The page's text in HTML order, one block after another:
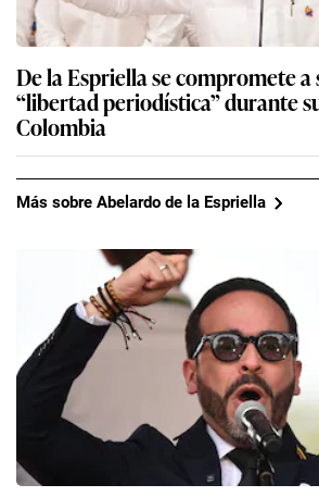
De la Espriella se compromete
“libertad periodística” durante
Colombia
Más sobre Abelardo de la Espriella